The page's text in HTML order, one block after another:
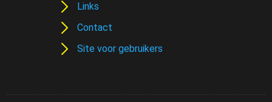
Links
Contact
Site voor gebruikers